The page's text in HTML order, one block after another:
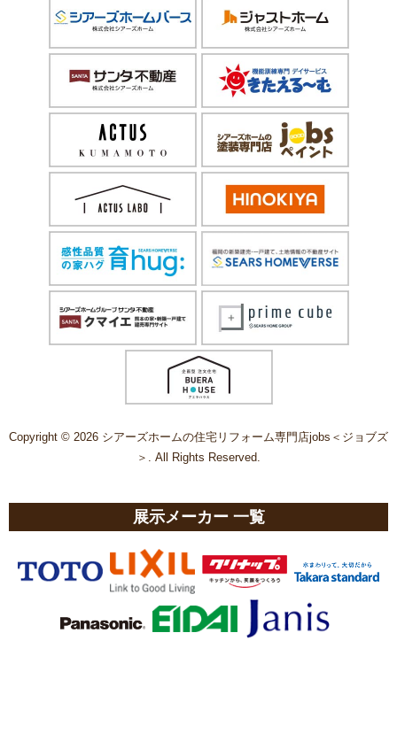
Copyright © 2026 シアーズホームの住宅リフォーム専門店jobs＜ジョブズ
＞. All Rights Reserved.
展示メーカー 一覧